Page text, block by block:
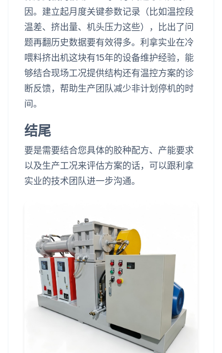
因。建立起月度关键参数记录（比如温控段
温差、挤出量、机头压力这些），比出了问
题再翻历史数据要有效得多。利拿实业在冷
喂料挤出机这块有15年的设备维护经验，能
够结合现场工况提供结构还有温控方案的诊
断反馈，帮助生产团队减少非计划停机的时
间。
结尾
要是需要结合您具体的胶种配方、产能要求
以及生产工况来评估方案的话，可以跟利拿
实业的技术团队进一步沟通。